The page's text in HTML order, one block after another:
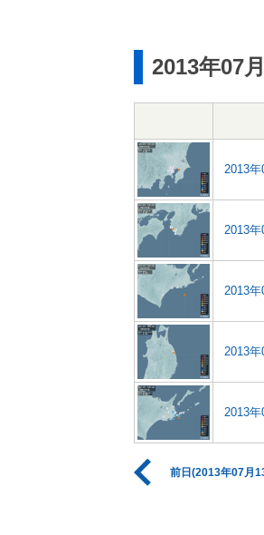
2013年07
2013
2013
2013
2013
2013
前日(2013年07月